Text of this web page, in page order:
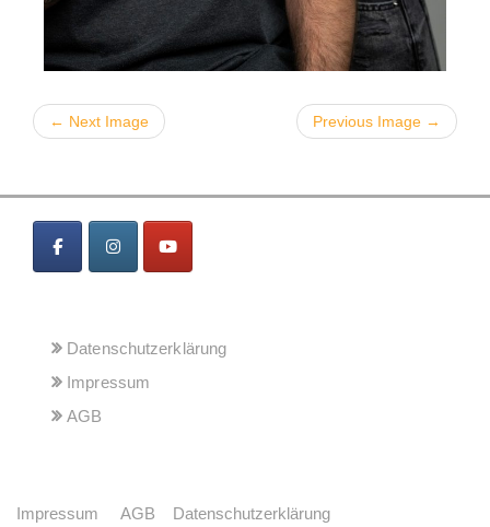
← Next Image Previous Image →
Datenschutzerklärung
Impressum
AGB
Impressum AGB Datenschutzerklärung